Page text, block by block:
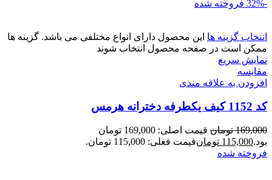
-32%
فروخته شده
انتخاب گزینه ها این محصول دارای انواع مختلفی می باشد. گزینه ها
ممکن است در صفحه محصول انتخاب شوند
نمایش سریع
مقايسه
افزودن به علاقه مندی
کد 1152 کیف یکطرفه دخترانه هرمس
169,000 تومان
قیمت اصلی: 169,000 تومان
بود.115,000 تومانقیمت فعلی: 115,000 تومان.
فروخته شده